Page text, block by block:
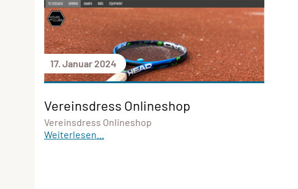
17. Januar 2024
Vereinsdress Onlineshop
Vereinsdress Onlineshop
Weiterlesen...